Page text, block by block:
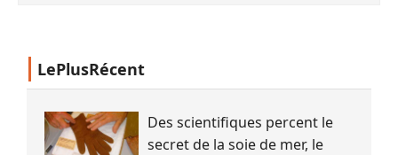
LePlusRécent
Des scientifiques percent le
secret de la soie de mer, le